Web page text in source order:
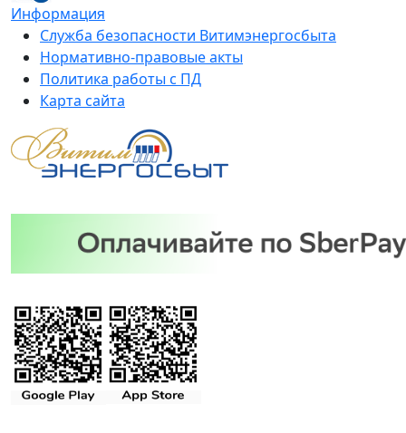
Информация
Служба безопасности Витимэнергосбыта
Нормативно-правовые акты
Политика работы с ПД
Карта сайта